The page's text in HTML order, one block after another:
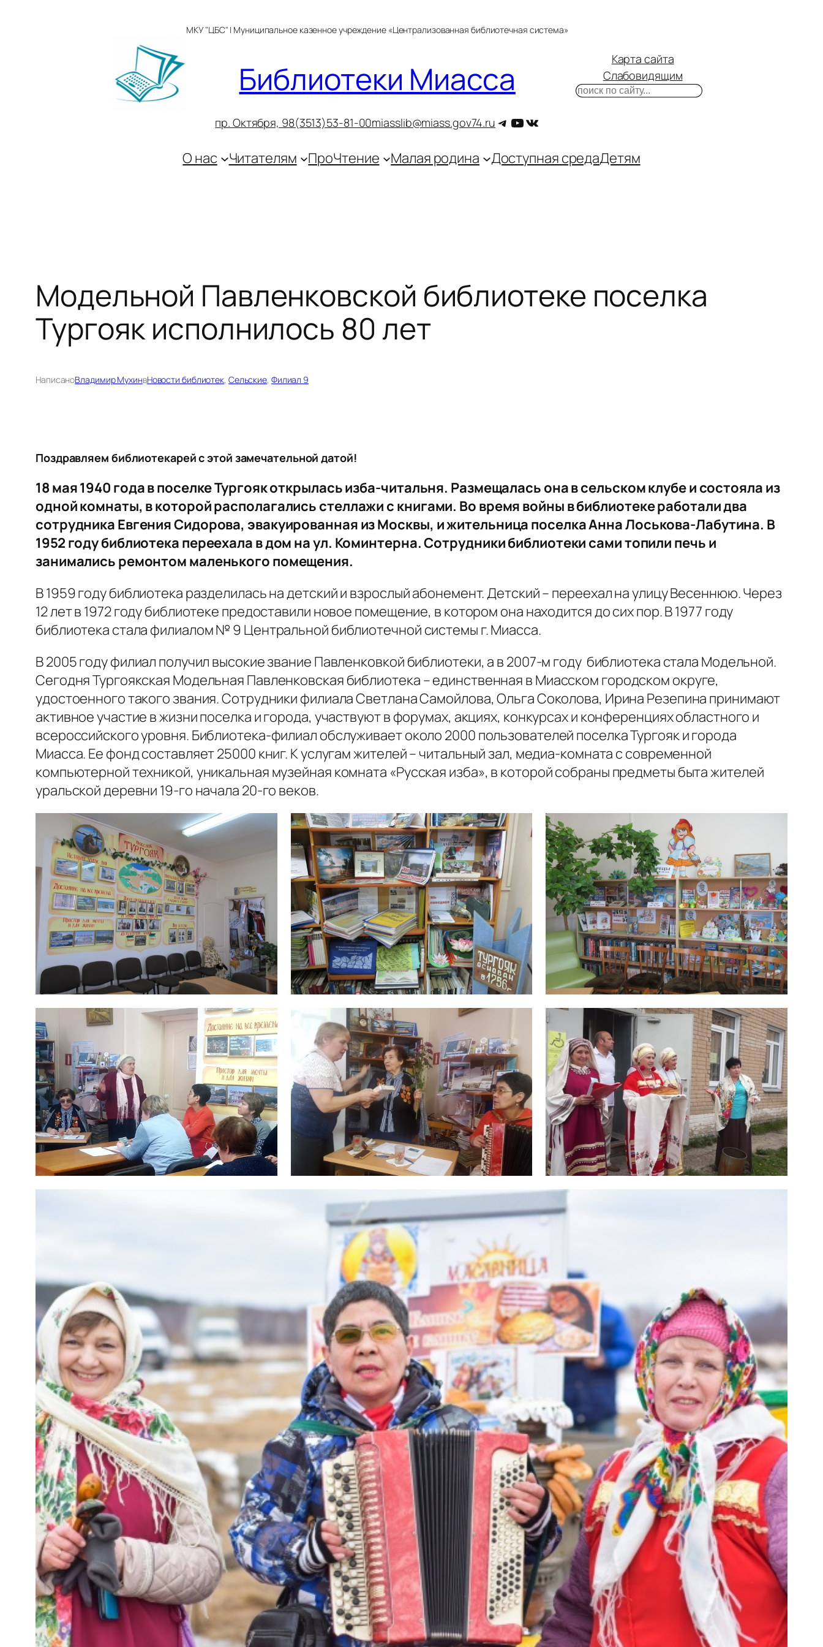
МКУ "ЦБС" | Муниципальное казенное учреждение «Централизованная библиотечная система»
Библиотеки Миасса
пр. Октября, 98(3513)53-81-00miasslib@miass.gov74.ru Telegram
YouTube
ВКонтакте
Карта сайта
Слабовидящим
Поиск
О нас Читателям ПроЧтение Малая родина Доступная средаДетям
Модельной Павленковской библиотеке поселка
Тургояк исполнилось 80 лет
НаписаноВладимир МухинвНовости библиотек, Сельские, Филиал 9
Поздравляем библиотекарей с этой замечательной датой!
18 мая 1940 года в поселке Тургояк открылась изба-читальня. Размещалась она в сельском клубе и состояла из
одной комнаты, в которой располагались стеллажи с книгами. Во время войны в библиотеке работали два
сотрудника Евгения Сидорова, эвакуированная из Москвы, и жительница поселка Анна Лоськова-Лабутина. В
1952 году библиотека переехала в дом на ул. Коминтерна. Сотрудники библиотеки сами топили печь и
занимались ремонтом маленького помещения.
В 1959 году библиотека разделилась на детский и взрослый абонемент. Детский – переехал на улицу Весеннюю. Через
12 лет в 1972 году библиотеке предоставили новое помещение, в котором она находится до сих пор. В 1977 году
библиотека стала филиалом № 9 Центральной библиотечной системы г. Миасса.
В 2005 году филиал получил высокие звание Павленковкой библиотеки, а в 2007-м году библиотека стала Модельной.
Сегодня Тургоякская Модельная Павленковская библиотека – единственная в Миасском городском округе,
удостоенного такого звания. Сотрудники филиала Светлана Самойлова, Ольга Соколова, Ирина Резепина принимают
активное участие в жизни поселка и города, участвуют в форумах, акциях, конкурсах и конференциях областного и
всероссийского уровня. Библиотека-филиал обслуживает около 2000 пользователей поселка Тургояк и города
Миасса. Ее фонд составляет 25000 книг. К услугам жителей – читальный зал, медиа-комната с современной
компьютерной техникой, уникальная музейная комната «Русская изба», в которой собраны предметы быта жителей
уральской деревни 19-го начала 20-го веков.